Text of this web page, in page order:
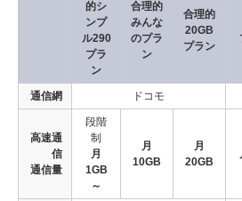
的シ
ンプ
ル290
プラ
ン
合理的
みんな
のプラ
ン
合理的
20GB
プラン
通信網 ドコモ
高速通
信
通信量
段階
制
月
1GB
～
月
10GB
月
20GB